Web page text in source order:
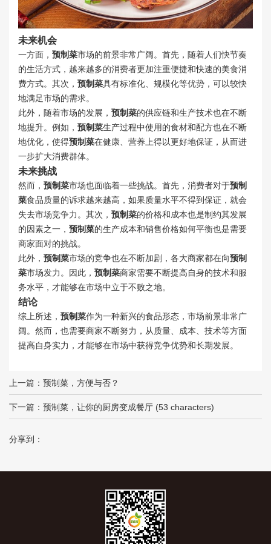
未来机会
一方面， 预制菜市场的前景非常广阔。首先，随着人们快节奏
的生活方式，越来越多的消费者更加注重便捷和快速的美食消
费方式。其次， 预制菜具有标准化、规模化等优势，可以较快
地满足市场的需求。
此外，随着市场的发展， 预制菜的供应链和生产技术也在不断
地提升。例如， 预制菜生产过程中使用的食材和配方也在不断
地优化，使得预制菜在健康、营养上得以更好地保证，从而进
一步扩大消费群体。
未来挑战
然而， 预制菜市场也面临着一些挑战。首先，消费者对于预制
菜食品质量的诉求越来越高，如果质量水平不得到保证，就会
失去市场竞争力。其次， 预制菜的价格和成本也是制约其发展
的因素之一， 预制菜的生产成本和销售价格如何平衡也是需要
商家面对的挑战。
此外， 预制菜市场的竞争也在不断加剧，各大商家都在向预制
菜市场发力。因此， 预制菜商家需要不断提高自身的技术和服
务水平，才能够在市场中立于不败之地。
结论
综上所述， 预制菜作为一种新兴的食品形态，市场前景非常广
阔。然而，也需要商家不断努力，从质量、成本、技术等方面
提高自身实力，才能够在市场中获得竞争优势和长期发展。
上一篇： 预制菜，方便与否？
下一篇： 预制菜，让你的厨房变成餐厅 (53 characters)
分享到：